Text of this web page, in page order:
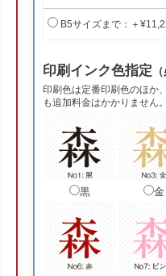
B5サイズまで：＋
印刷インク色指定
印刷色は定番印刷色のほか
も追加料金はかかりません。
黒 金